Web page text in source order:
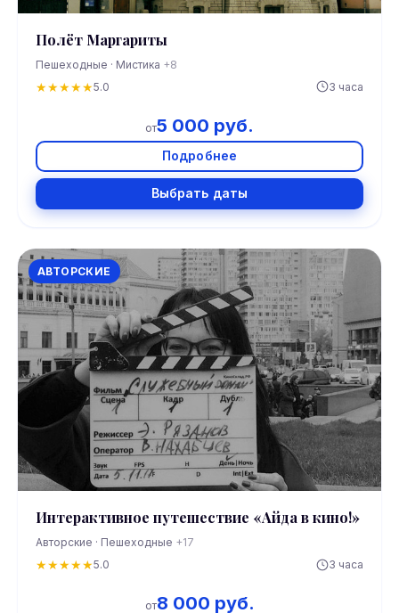
Полёт Маргариты
Пешеходные · Мистика +8
★★★★★5.0 3 часа
от5 000 руб.
Подробнее
Выбрать даты
АВТОРСКИЕ
Интерактивное путешествие «Айда в кино!»
Авторские · Пешеходные +17
★★★★★5.0 3 часа
от8 000 руб.